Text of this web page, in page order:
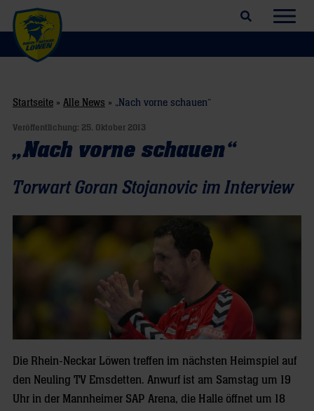
Suchfeld öffnen
Startseite » Alle News » „Nach vorne schauen“
Veröffentlichung: 25. Oktober 2013
„Nach vorne schauen“
Torwart Goran Stojanovic im Interview
Die Rhein-Neckar Löwen treffen im nächsten Heimspiel auf
den Neuling TV Emsdetten. Anwurf ist am Samstag um 19
Uhr in der Mannheimer SAP Arena, die Halle öffnet um 18